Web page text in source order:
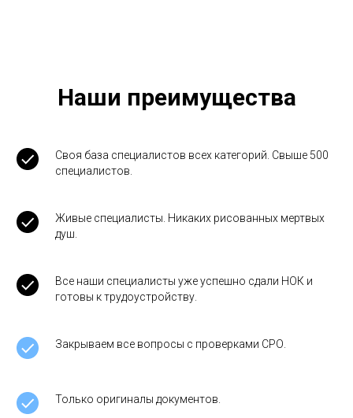
Наши преимущества
Своя база специалистов всех категорий. Свыше 500
специалистов.
Живые специалисты. Никаких рисованных мертвых
душ.
Все наши специалисты уже успешно сдали НОК и
готовы к трудоустройству.
Закрываем все вопросы с проверками СРО.
Только оригиналы документов.